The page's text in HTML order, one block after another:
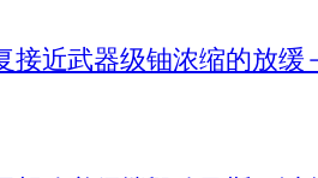
接近武器级铀浓缩的放缓